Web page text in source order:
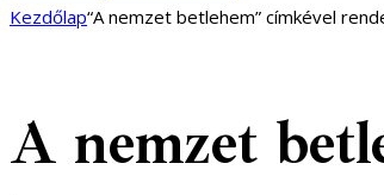
Kezdőlap“A nemzet betlehem” címkével
A nemzet